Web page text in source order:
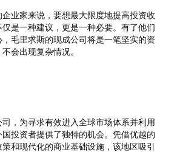
业家来说，要想最大限度地提高投资收
是一种建议，更是一种必要。有了他们
毛里求斯的现成公司将是一笔坚实的资
会出现复杂情况。
，为寻求有效进入全球市场体系并利用
投资者提供了独特的机会。凭借优越的
和现代化的商业基础设施，该地区吸引